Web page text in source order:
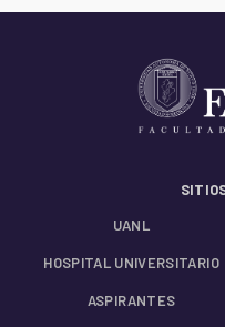
UANL
HOSPITAL UNIVERSITARIO
ASPIRANTES